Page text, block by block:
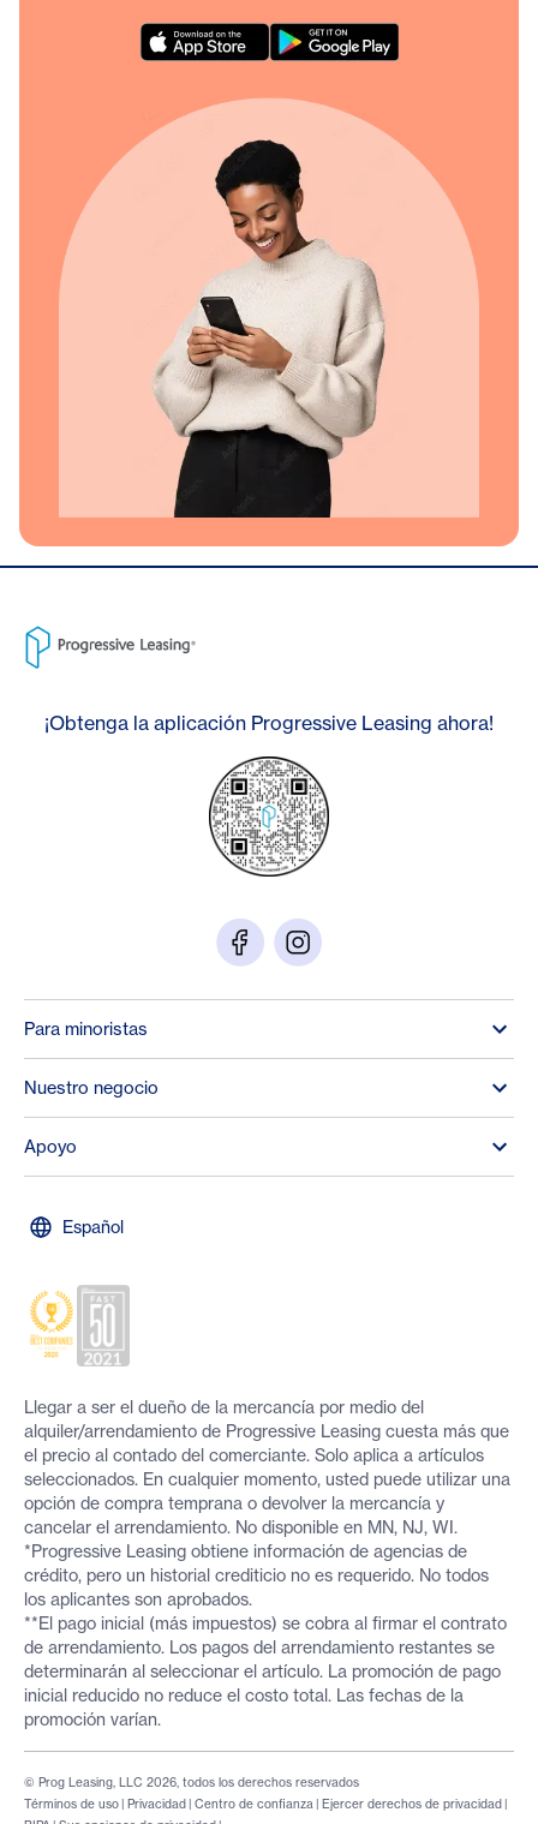
¡Obtenga la aplicación Progressive Leasing ahora!
Para minoristas
Nuestro negocio
Apoyo
Español
Llegar a ser el dueño de la mercancía por medio del
alquiler/arrendamiento de Progressive Leasing cuesta más que
el precio al contado del comerciante. Solo aplica a artículos
seleccionados. En cualquier momento, usted puede utilizar una
opción de compra temprana o devolver la mercancía y
cancelar el arrendamiento. No disponible en MN, NJ, WI.
*Progressive Leasing obtiene información de agencias de
crédito, pero un historial crediticio no es requerido. No todos
los aplicantes son aprobados.
**El pago inicial (más impuestos) se cobra al firmar el contrato
de arrendamiento. Los pagos del arrendamiento restantes se
determinarán al seleccionar el artículo. La promoción de pago
inicial reducido no reduce el costo total. Las fechas de la
promoción varían.
Términos de uso | Privacidad | Centro de confianza | Ejercer derechos de privacidad |
© Prog Leasing, LLC 2026, todos los derechos reservados